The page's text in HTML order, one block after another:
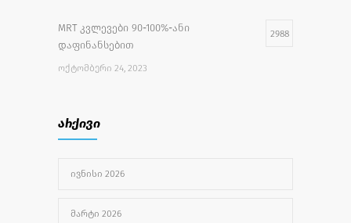
MRT კვლევები 90-100%-ანი
დაფინანსებით
2988
ᲝᲥᲢᲝᲛᲑᲔᲠᲘ 24, 2023
ᲘᲕᲚᲘᲡᲘ 27, 2022
სიახლე, მუცლის ღრუს მაგნიტურ–
ᲛᲐᲘᲡᲘ 8, 2024
არქივი
ᲘᲕᲜᲘᲡᲘ 2026
ᲛᲐᲠᲢᲘ 2026